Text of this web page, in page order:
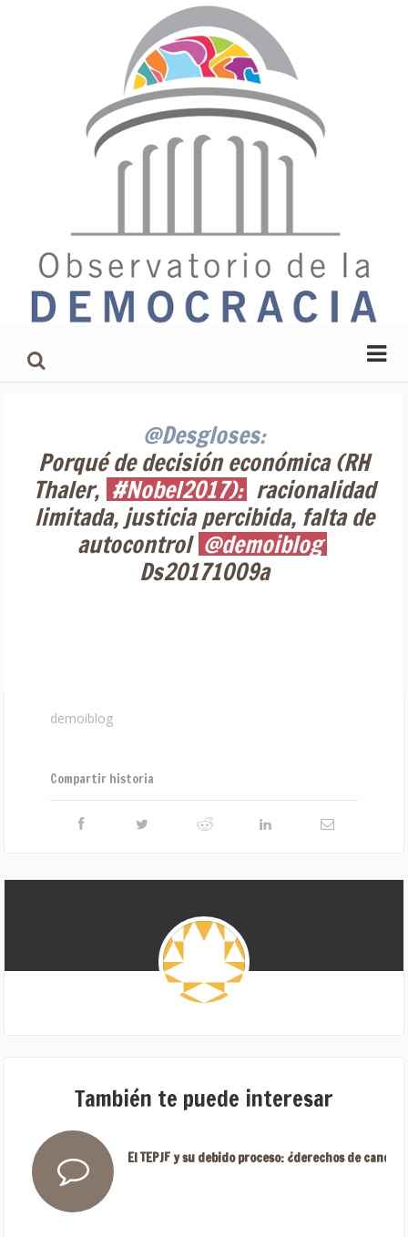
@Desgloses:
Porqué de decisión económica (RH
Thaler, #Nobel2017): racionalidad
limitada, justicia percibida, falta de
autocontrol @demoiblog
Ds20171009a
demoiblog
Compartir historia
También te puede interesar
El TEPJF y su debido proceso: ¿derechos de